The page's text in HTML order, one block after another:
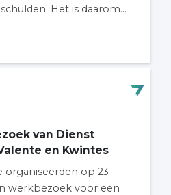
Het is daarom...
van Dienst
en Kwintes
organiseerden op 23
werkbezoek voor een